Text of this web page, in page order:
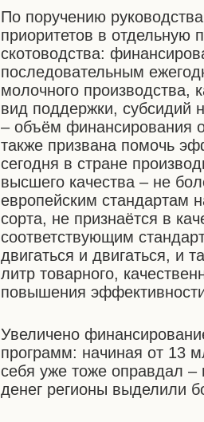
По поручению
приоритетов в отдельную
скотоводства:
последовательным
молочного производства,
вид поддержки, субсидий
– объём финансирования
также призвана помочь
сегодня в стране
высшего качества – не
европейским стандартам
сорта, не признаётся в
соответствующим
двигаться и двигаться, и
литр товарного,
повышения
Увеличено
программ: начиная от 13
себя уже тоже оправдал
денег регионы выделили